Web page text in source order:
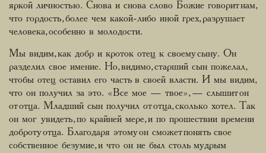
яркой личностью. Снова и снова слово Божие говорит нам,
что гордость, более чем какой-либо иной грех, разрушает
человека, особенно в молодости.
Мы видим, как добр и кроток отец к своему сыну. Он
разделил свое имение. Но, видимо, старший сын пожелал,
чтобы отец оставил его часть в своей власти. И мы видим,
что он получил за это. «Все мое — твое», — слышит он
от отца. Младший сын получил от отца, сколько хотел. Так
он мог увидеть, по крайней мере, и по прошествии времени
доброту отца. Благодаря этому он сможет понять свое
собственное безумие, и что он не был столь мудрым